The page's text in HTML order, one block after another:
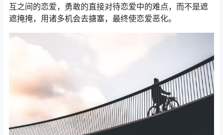
互之间的恋爱，勇敢的直接对待恋爱中的难点，而不是遮
遮掩掩，用诸多机会去搪塞，最终使恋爱恶化。